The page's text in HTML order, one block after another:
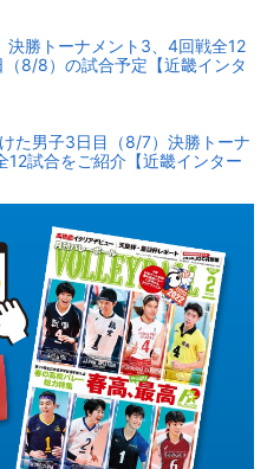
決勝トーナメント3、4回戦全12
8/8）の試合予定【近畿インタ
た男子3日目（8/7）決勝トーナ
12試合をご紹介【近畿インター